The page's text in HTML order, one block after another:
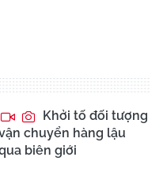
Khởi tố đối tượng
chuyển hàng lậu
biên giới